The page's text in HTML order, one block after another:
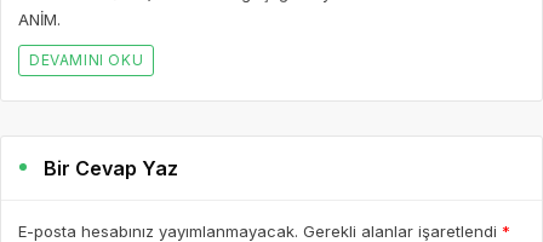
ANİM.
DEVAMINI OKU
Bir Cevap Yaz
E-posta hesabınız yayımlanmayacak. Gerekli alanlar işaretlendi *